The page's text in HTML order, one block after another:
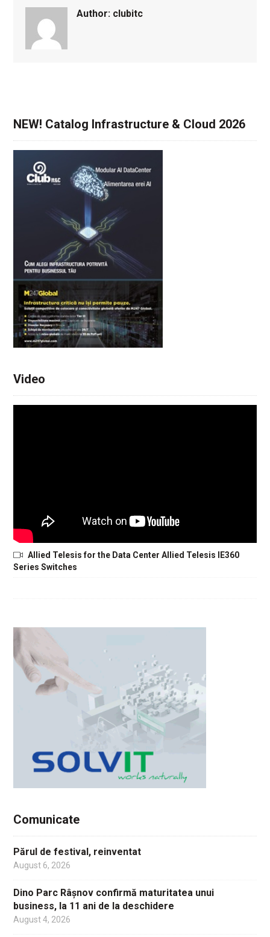
Author: clubitc
NEW! Catalog Infrastructure & Cloud 2026
Video
Allied Telesis for the Data Center Allied Telesis IE360
Series Switches
Comunicate
Părul de festival, reinventat
August 6, 2026
Dino Parc Râșnov confirmă maturitatea unui
business, la 11 ani de la deschidere
August 4, 2026